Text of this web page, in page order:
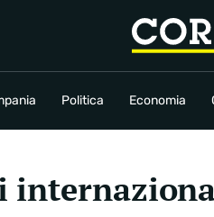
Politica Economia
Economia Cronaca Irpinia